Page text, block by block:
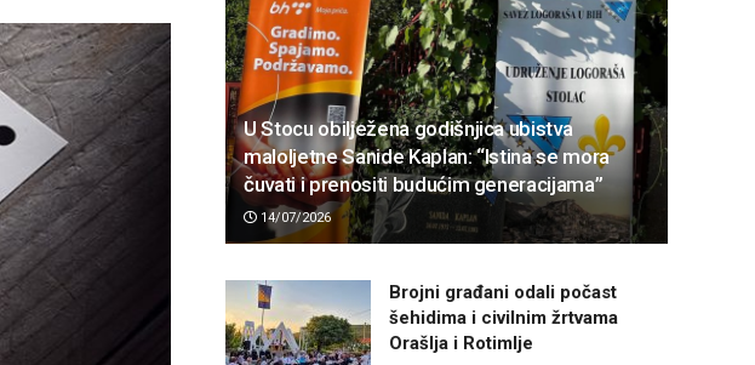
U Stocu obilježena godišnjica ubistva
maloljetne Sanide Kaplan: “Istina se mora
čuvati i prenositi budućim generacijama”
14/07/2026
Brojni građani odali počast
šehidima i civilnim žrtvama
Orašlja i Rotimlje